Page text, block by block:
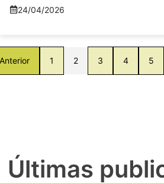
24/04/2026
1 2 3 4 5
Últimas